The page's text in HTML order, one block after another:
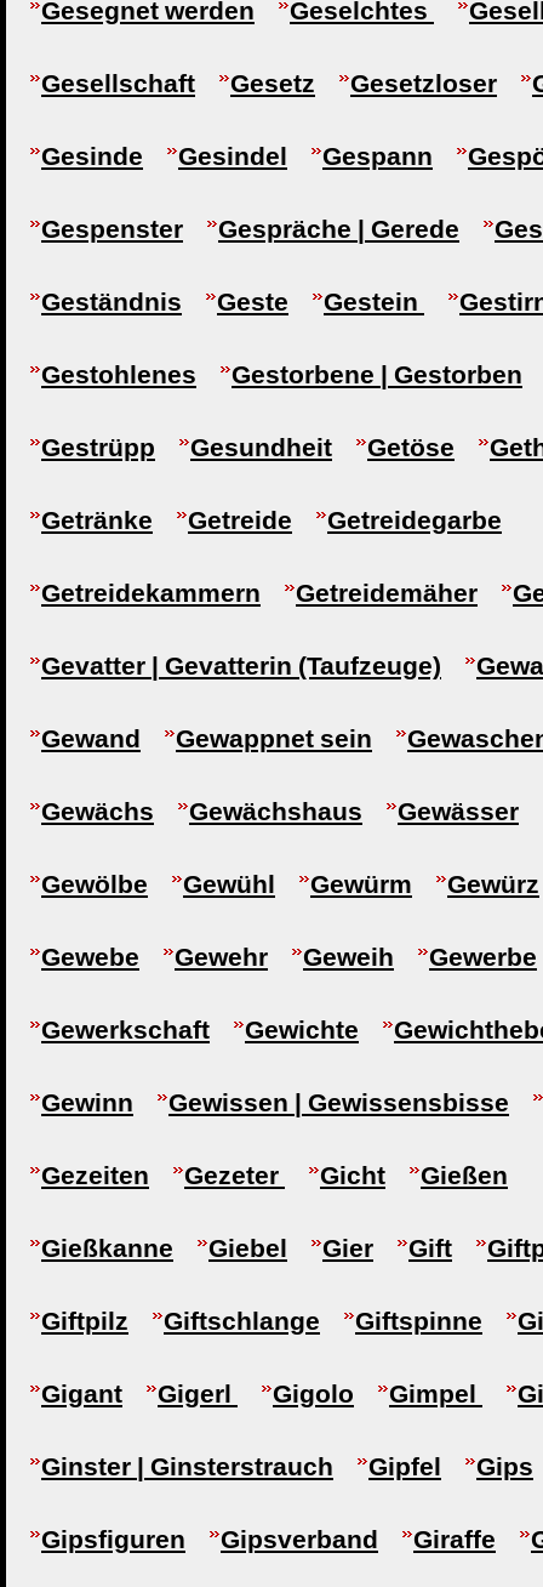
Gesegnet werden Geselchtes
Gesellschaft Gesetz Gesetzloser
Gesinde Gesindel Gespann
Gespenster Gespräche | Gerede
Geständnis Geste Gestein
Gestohlenes Gestorbene | Gestorben
Gestrüpp Gesundheit Getöse
Getränke Getreide Getreidegarbe
Getreidekammern Getreidemäher
Gevatter | Gevatterin (Taufzeuge)
Gewand Gewappnet sein
Gewächs Gewächshaus Gewässer
Gewölbe Gewühl Gewürm Gewürz
Gewebe Gewehr Geweih Gewerbe
Gewerkschaft Gewichte
Gewinn Gewissen | Gewissensbisse
Gezeiten Gezeter Gicht Gießen
Gießkanne Giebel Gier Gift
Giftpilz Giftschlange Giftspinne
Gigant Gigerl Gigolo Gimpel
Ginster | Ginsterstrauch Gipfel Gips
Gipsfiguren Gipsverband Giraffe